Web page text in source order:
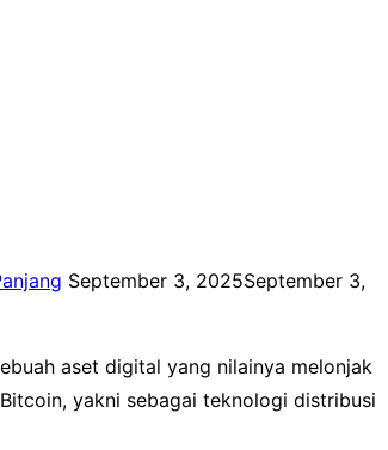
Posted
September 3, 2025September 3,
aset digital yang nilainya melonjak
yakni sebagai teknologi distribusi